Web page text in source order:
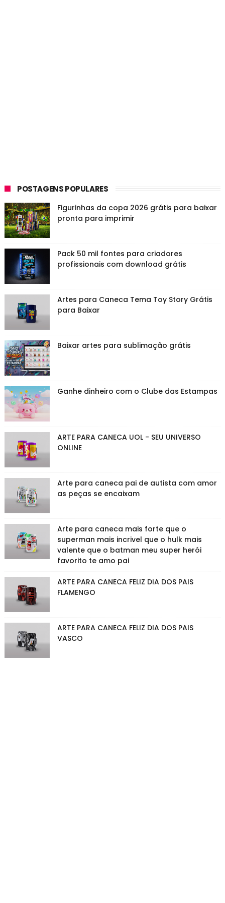
POSTAGENS POPULARES
Figurinhas da copa 2026 grátis para baixar
pronta para imprimir
Pack 50 mil fontes para criadores
profissionais com download grátis
Artes para Caneca Tema Toy Story Grátis
para Baixar
Baixar artes para sublimação grátis
Ganhe dinheiro com o Clube das Estampas
ARTE PARA CANECA UOL - SEU UNIVERSO
ONLINE
Arte para caneca pai de autista com amor
as peças se encaixam
Arte para caneca mais forte que o
superman mais incrivel que o hulk mais
valente que o batman meu super herói
favorito te amo pai
ARTE PARA CANECA FELIZ DIA DOS PAIS
FLAMENGO
ARTE PARA CANECA FELIZ DIA DOS PAIS
VASCO